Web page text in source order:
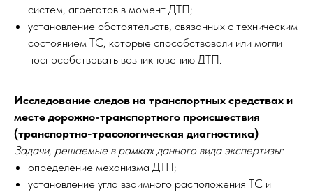
систем, агрегатов в момент ДТП;
установление обстоятельств, связанных с техническим
состоянием ТС, которые способствовали или могли
поспособствовать возникновению ДТП.
Исследование следов на транспортных средствах и
месте дорожно-транспортного происшествия
(транспортно-трасологическая диагностика)
Задачи, решаемые в рамках данного вида экспертизы:
определение механизма ДТП;
установление угла взаимного расположения ТС и